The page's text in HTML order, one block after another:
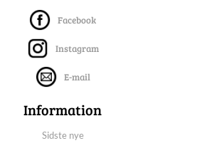
Facebook
Instagram
E-mail
Information
Sidste nye